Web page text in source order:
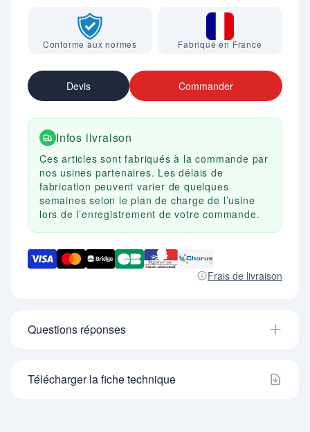
Conforme aux normes Fabriqué en France
Devis Commander
Infos livraison
Ces articles sont fabriqués à la commande par
nos usines partenaires. Les délais de
fabrication peuvent varier de quelques
semaines selon le plan de charge de l’usine
lors de l’enregistrement de votre commande.
Frais de livraison
Questions réponses
Télécharger la fiche technique